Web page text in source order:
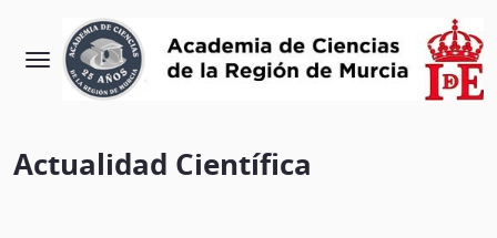
Actualidad Científica